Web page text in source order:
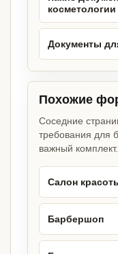
косметологии
Документы
Похожие
Соседние
требования для
важный комплект.
Салон
Барбершоп